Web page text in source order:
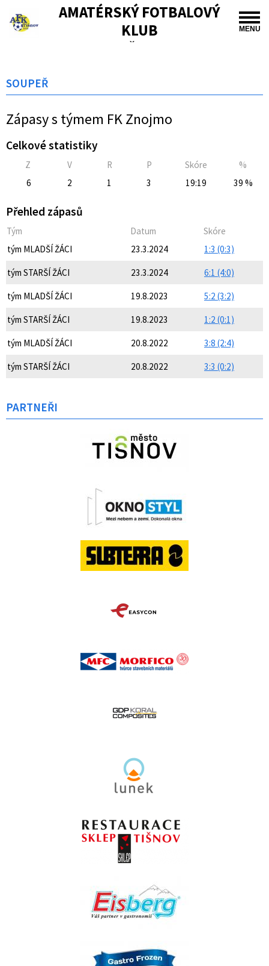
MENU
AMATÉRSKÝ FOTBALOVÝ
KLUB
TIŠNOV
SOUPEŘ
Zápasy s týmem FK Znojmo
Celkové statistiky
Z V R P Skóre
%
6
2 1 3 19:19 39 %
Přehled zápasů
Tým Datum
Skóre
tým MLADŠÍ ŽÁCI
23.3.2024 1:3 (0:3)
tým STARŠÍ ŽÁCI 23.3.2024 6:1 (4:0)
tým MLADŠÍ ŽÁCI 19.8.2023 5:2 (3:2)
tým STARŠÍ ŽÁCI 19.8.2023 1:2 (0:1)
tým MLADŠÍ ŽÁCI 20.8.2022 3:8 (2:4)
tým STARŠÍ ŽÁCI 20.8.2022 3:3 (0:2)
PARTNEŘI